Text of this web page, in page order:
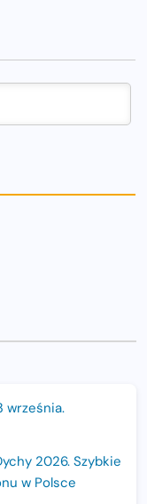
września.
2026. Szybkie
w Polsce